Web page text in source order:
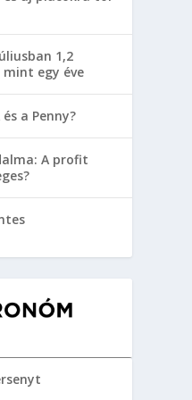
1,2
egy éve
a Penny?
A profit